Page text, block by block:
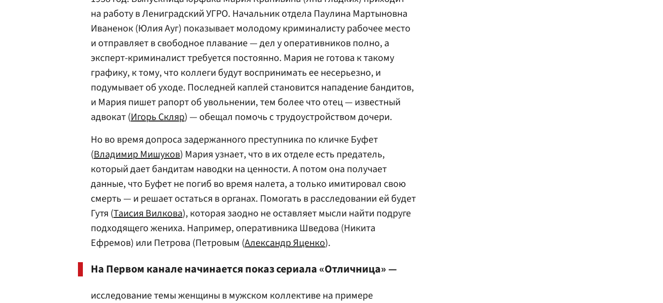
на работу в Лениградский УГРО. Начальник отдела Паулина Мартыновна
Иваненок (Юлия Ауг) показывает молодому криминалисту рабочее место
и отправляет в свободное плавание — дел у оперативников полно, а
эксперт-криминалист требуется постоянно. Мария не готова к такому
графику, к тому, что коллеги будут воспринимать ее несерьезно, и
подумывает об уходе. Последней каплей становится нападение бандитов,
и Мария пишет рапорт об увольнении, тем более что отец — известный
адвокат (Игорь Скляр) — обещал помочь с трудоустройством дочери.
Но во время допроса задержанного преступника по кличке Буфет
(Владимир Мишуков) Мария узнает, что в их отделе есть предатель,
который дает бандитам наводки на ценности. А потом она получает
данные, что Буфет не погиб во время налета, а только имитировал свою
смерть — и решает остаться в органах. Помогать в расследовании ей будет
Гутя (Таисия Вилкова), которая заодно не оставляет мысли найти подруге
подходящего жениха. Например, оперативника Шведова (Никита
Ефремов) или Петрова (Петровым (Александр Яценко).
На Первом канале начинается показ сериала «Отличница» —
исследование темы женщины в мужском коллективе на примере